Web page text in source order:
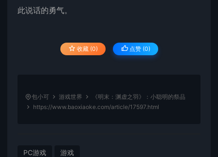
此说话的勇气。
收藏 (0) 点赞 (0)
包小可 游戏世界
《明末：渊虚之羽》：小聪明的祭品
https://www.baoxiaoke.com/article/17597.html
PC游戏 游戏